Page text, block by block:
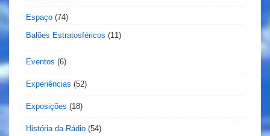
Espaço (74)
Balões Estratosféricos (11)
Eventos (6)
Experiências (52)
Exposições (18)
História da Rádio (54)